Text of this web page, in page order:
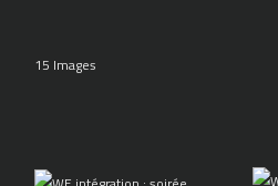
15 Images